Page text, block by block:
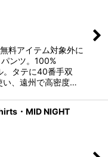
料アイテム対象外に
ンツ。100%
。タテに40番手双
い、遠州で高密度…
・MID NIGHT